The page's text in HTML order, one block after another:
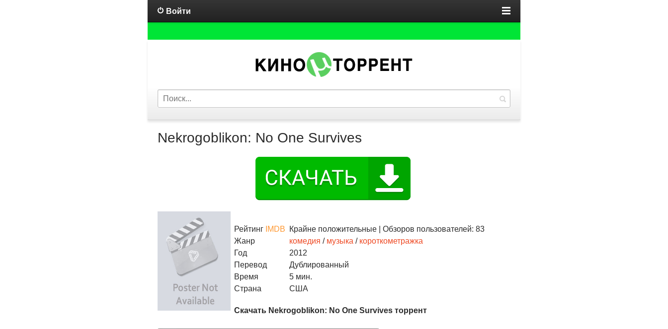
Войти
Nekrogoblikon: No One Survives
Рейтинг IMDB Крайне положительные | Обзоров пользователей: 83
Жанр
комедия / музыка / короткометражка
Год
2012
Перевод
Дублированный
Время
5 мин.
Страна
США
Скачать Nekrogoblikon: No One Survives торрент